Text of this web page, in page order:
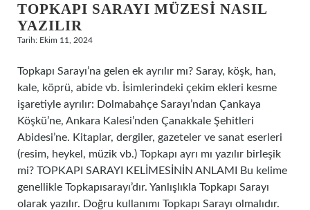
TOPKAPI SARAYI MÜZESI NASIL
YAZILIR
Tarih: Ekim 11, 2024
Topkapı Sarayı’na gelen ek ayrılır mı? Saray, köşk, han,
kale, köprü, abide vb. İsimlerindeki çekim ekleri kesme
işaretiyle ayrılır: Dolmabahçe Sarayı’ndan Çankaya
Köşkü’ne, Ankara Kalesi’nden Çanakkale Şehitleri
Abidesi’ne. Kitaplar, dergiler, gazeteler ve sanat eserleri
(resim, heykel, müzik vb.) Topkapı ayrı mı yazılır birleşik
mi? TOPKAPI SARAYI KELİMESİNİN ANLAMI Bu kelime
genellikle Topkapısarayı’dır. Yanlışlıkla Topkapı Sarayı
olarak yazılır. Doğru kullanımı Topkapı Sarayı olmalıdır.